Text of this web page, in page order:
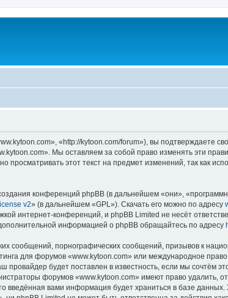
«http://kytoon.com/forum»), вы подтверждаете
Мы оставляем за собой право изменять эти
этот текст на предмет изменений, так как
конференций phpBB (в дальнейшем «они»,
v2» (в дальнейшем «GPL»). Скачать его можно по адресу
интернет-конференций, и phpBB Limited не несёт
информацией о phpBB обращайтесь по адресу
сообщений, порнографических сообщений, призывов к
для форумов «www.kytoon.com» или международное
будет поставлен в известность, если мы сочтём
форумов «www.kytoon.com» имеют право удалить,
введённая вами информация будет храниться в базе